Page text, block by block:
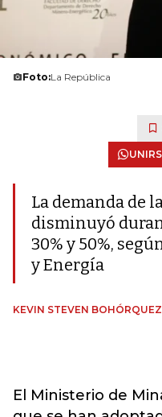
Foto:La República
La demanda de
disminuyó
30% y 50%,
y Energía
KEVIN STEVEN
El Ministerio de